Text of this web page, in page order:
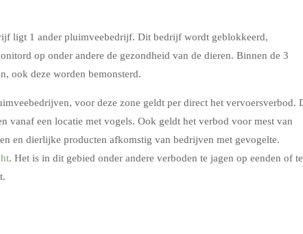
ligt 1 ander pluimveebedrijf. Dit bedrijf wordt geblokkeerd,
op onder andere de gezondheid van de dieren. Binnen de 3
ook deze worden bemonsterd.
voor deze zone geldt per direct het vervoersverbod.
vanaf een locatie met vogels. Ook geldt het verbod voor mest van
en dierlijke producten afkomstig van bedrijven met gevogelte.
. Het is in dit gebied onder andere verboden te jagen op eenden of te